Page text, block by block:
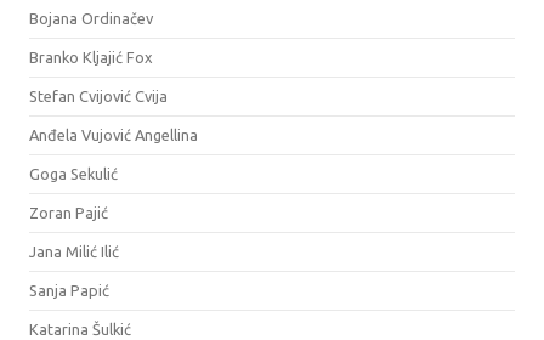
Bojana Ordinačev
Branko Kljajić Fox
Stefan Cvijović Cvija
Anđela Vujović Angellina
Goga Sekulić
Zoran Pajić
Jana Milić Ilić
Sanja Papić
Katarina Šulkić